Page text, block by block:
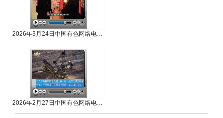
2026年3月24日中国有色网络电视新闻
2026年2月27日中国有色网络电视新闻